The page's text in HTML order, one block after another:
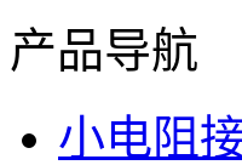
产品导航
小电阻